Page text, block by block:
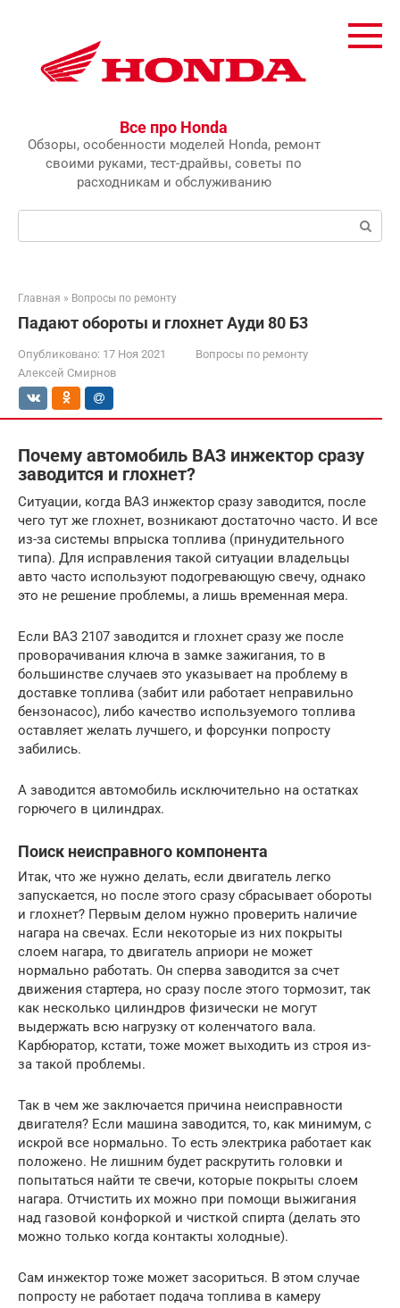
Все про Honda
Обзоры, особенности моделей Honda, ремонт
своими руками, тест-драйвы, советы по
расходникам и обслуживанию
Главная » Вопросы по ремонту
Падают обороты и глохнет Ауди 80 Б3
Опубликовано: 17 Ноя 2021
Вопросы по ремонту
Алексей Смирнов
Почему автомобиль ВАЗ инжектор сразу
заводится и глохнет?
Ситуации, когда ВАЗ инжектор сразу заводится, после
чего тут же глохнет, возникают достаточно часто. И все
из-за системы впрыска топлива (принудительного
типа). Для исправления такой ситуации владельцы
авто часто используют подогревающую свечу, однако
это не решение проблемы, а лишь временная мера.
Если ВАЗ 2107 заводится и глохнет сразу же после
проворачивания ключа в замке зажигания, то в
большинстве случаев это указывает на проблему в
доставке топлива (забит или работает неправильно
бензонасос), либо качество используемого топлива
оставляет желать лучшего, и форсунки попросту
забились.
А заводится автомобиль исключительно на остатках
горючего в цилиндрах.
Поиск неисправного компонента
Итак, что же нужно делать, если двигатель легко
запускается, но после этого сразу сбрасывает обороты
и глохнет? Первым делом нужно проверить наличие
нагара на свечах. Если некоторые из них покрыты
слоем нагара, то двигатель априори не может
нормально работать. Он сперва заводится за счет
движения стартера, но сразу после этого тормозит, так
как несколько цилиндров физически не могут
выдержать всю нагрузку от коленчатого вала.
Карбюратор, кстати, тоже может выходить из строя из-
за такой проблемы.
Так в чем же заключается причина неисправности
двигателя? Если машина заводится, то, как минимум, с
искрой все нормально. То есть электрика работает как
положено. Не лишним будет раскрутить головки и
попытаться найти те свечи, которые покрыты слоем
нагара. Отчистить их можно при помощи выжигания
над газовой конфоркой и чисткой спирта (делать это
можно только когда контакты холодные).
Сам инжектор тоже может засориться. В этом случае
попросту не работает подача топлива в камеру